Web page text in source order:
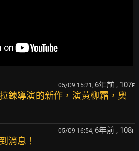
05/09 15:21, 6年前 , 107F
鍊導演的新作，演黃柳霜，奧
05/09 16:54, 6年前 , 108F
消息！